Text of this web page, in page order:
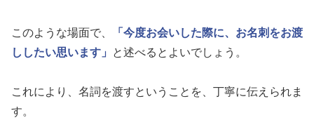
このような場面で、
「今度お会いした際に、お名刺をお渡
ししたい思います」
と述べるとよいでしょう。
これにより、名詞を渡すということを、丁寧に伝えられま
す。